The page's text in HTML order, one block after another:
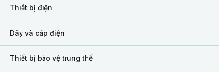
Thiết bị điện
Dây và cáp điện
Thiết bị bảo vệ trung thế